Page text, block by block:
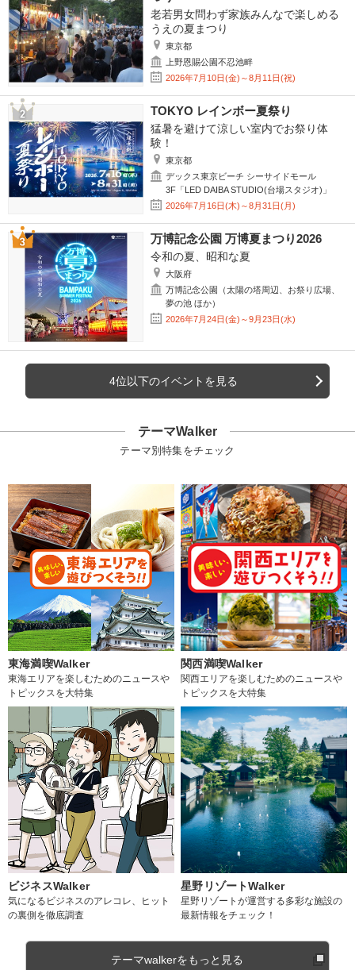
老若男女問わず家族みんなで楽しめる
うえの夏まつり
東京都
上野恩賜公園不忍池畔
2026年7月10日(金)～8月11日(祝)
TOKYO レインボー夏祭り
猛暑を避けて涼しい室内でお祭り体
験！
東京都
デックス東京ビーチ シーサイドモール
3F「LED DAIBA STUDIO(台場スタジオ)」
2026年7月16日(木)～8月31日(月)
万博記念公園 万博夏まつり2026
令和の夏、昭和な夏
大阪府
万博記念公園（太陽の塔周辺、お祭り広場、
夢の池 ほか）
2026年7月24日(金)～9月23日(水)
4位以下のイベントを見る
テーマWalker
テーマ別特集をチェック
東海満喫Walker
東海エリアを楽しむためのニュースや
トピックスを大特集
関西満喫Walker
関西エリアを楽しむためのニュースや
トピックスを大特集
ビジネスWalker
気になるビジネスのアレコレ、ヒット
の裏側を徹底調査
星野リゾートWalker
星野リゾートが運営する多彩な施設の
最新情報をチェック！
テーマwalkerをもっと見る